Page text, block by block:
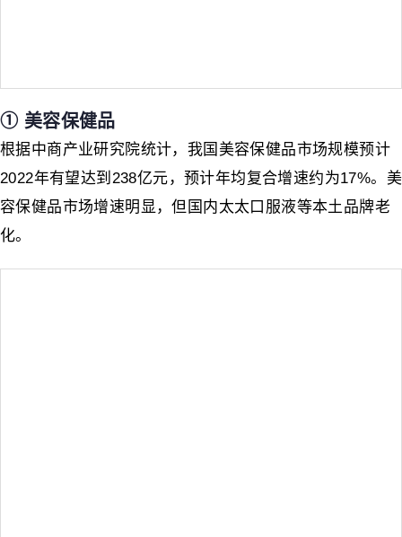
➀ 美容保健品
根据中商产业研究院统计，我国美容保健品市场规模预计
2022年有望达到238亿元，预计年均复合增速约为17%。美
容保健品市场增速明显，但国内太太口服液等本土品牌老
化。